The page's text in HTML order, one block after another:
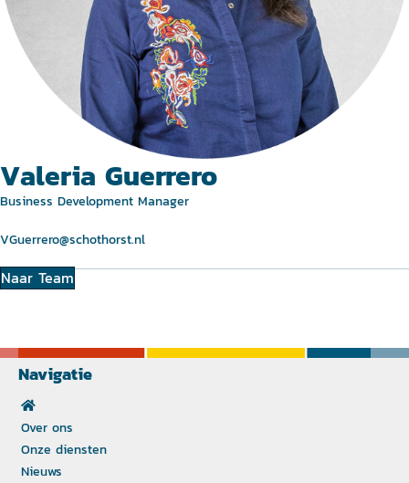
Valeria Guerrero
Business Development Manager
VGuerrero@schothorst.nl
Naar Team
Navigatie
Over ons
Onze diensten
Nieuws